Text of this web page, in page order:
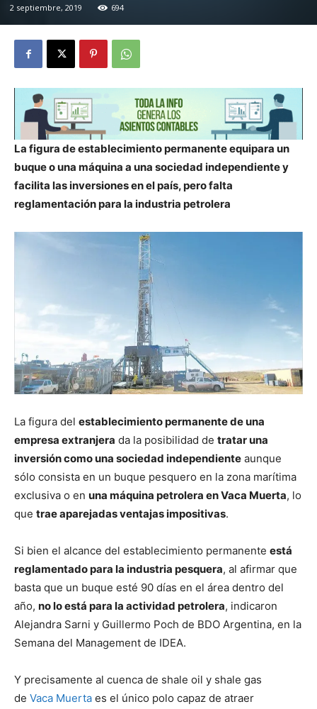
2 septiembre, 2019 694
La figura de establecimiento permanente equipara un
buque o una máquina a una sociedad independiente y
facilita las inversiones en el país, pero falta
reglamentación para la industria petrolera
La figura del establecimiento permanente de una
empresa extranjera da la posibilidad de tratar una
inversión como una sociedad independiente aunque
sólo consista en un buque pesquero en la zona marítima
exclusiva o en una máquina petrolera en Vaca Muerta, lo
que trae aparejadas ventajas impositivas.
Si bien el alcance del establecimiento permanente está
reglamentado para la industria pesquera, al afirmar que
basta que un buque esté 90 días en el área dentro del
año, no lo está para la actividad petrolera, indicaron
Alejandra Sarni y Guillermo Poch de BDO Argentina, en la
Semana del Management de IDEA.
Y precisamente al cuenca de shale oil y shale gas
de Vaca Muerta es el único polo capaz de atraer